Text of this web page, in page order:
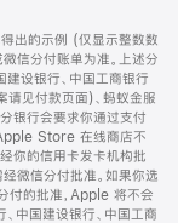
出的示例 (仅显示整数数
信分付账单为准。上述分
设银行、中国工商银行
请见付款页面)、蚂蚁金服
银行会要求你通过支付
Store 在线商店不
你的信用卡发卡机构批
经微信分付批准。如果你选
付的批准，Apple 将不会
中国建设银行、中国工商